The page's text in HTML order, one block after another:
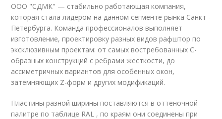
ООО "СДМК" — стабильно работающая компания,
которая стала лидером на данном сегменте рынка Санкт -
Петербурга. Команда профессионалов выполняет
изготовление, проектировку разных видов рафштор по
эксклюзивным проектам: от самых востребованных С-
образных конструкций с ребрами жесткости, до
ассиметричных вариантов для особенных окон,
затемняющих Z-форм и других модификаций.
Пластины разной ширины поставляются в оттеночной
палитре по таблице RAL , по краям они соединены при